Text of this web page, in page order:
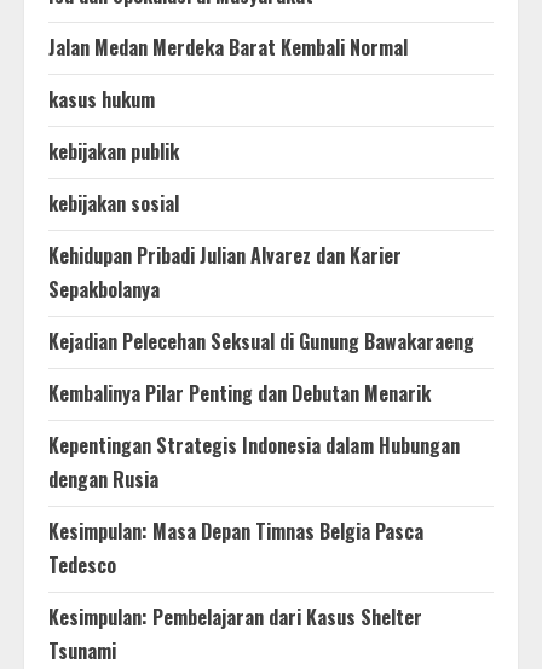
Jalan Medan Merdeka Barat Kembali Normal
kasus hukum
kebijakan publik
kebijakan sosial
Kehidupan Pribadi Julian Alvarez dan Karier
Sepakbolanya
Kejadian Pelecehan Seksual di Gunung Bawakaraeng
Kembalinya Pilar Penting dan Debutan Menarik
Kepentingan Strategis Indonesia dalam Hubungan
dengan Rusia
Kesimpulan: Masa Depan Timnas Belgia Pasca
Tedesco
Kesimpulan: Pembelajaran dari Kasus Shelter
Tsunami